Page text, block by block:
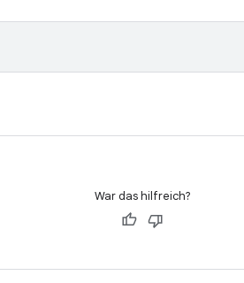
War das hilfreich?